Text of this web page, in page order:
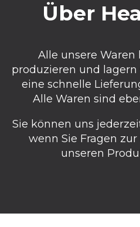
Über
Alle unsere Waren
produzieren und
eine schnelle
Alle Waren sind
Sie können uns
wenn Sie Fragen
unseren